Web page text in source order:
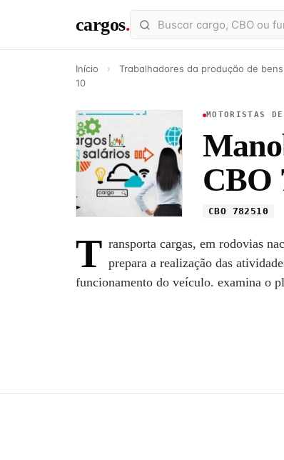
cargos.
Início › Trabalhadores da produção de
10
MOTORISTAS
CBO
CBO 782510
T ransporta cargas, em rodovias
prepara a realização das
funcionamento do veículo. examina o